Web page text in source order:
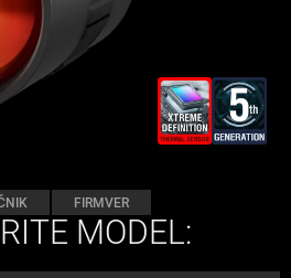
FIRMVER
MODEL: